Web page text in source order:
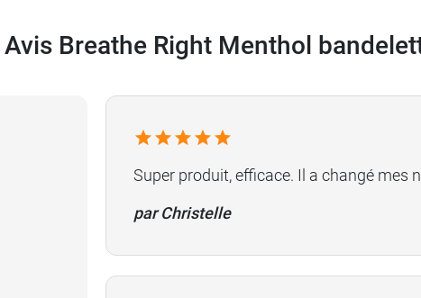
Avis Breathe Right Menthol
Super produit, efficace. Il a changé mes
par Christelle